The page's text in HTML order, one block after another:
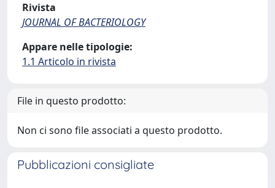
Rivista
JOURNAL OF BACTERIOLOGY
Appare nelle tipologie:
1.1 Articolo in rivista
File in questo prodotto:
Non ci sono file associati a questo prodotto.
Pubblicazioni consigliate